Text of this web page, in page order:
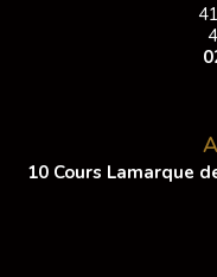
10 Cours Lamarque